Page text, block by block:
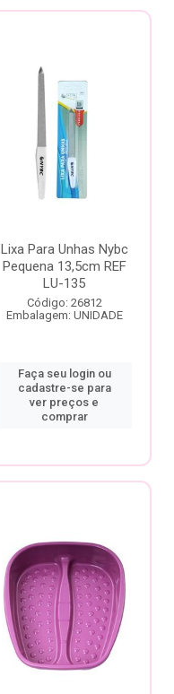
Lixa Para Unhas Nybc
Pequena 13,5cm REF
LU-135
Código: 26812
Embalagem: UNIDADE
Faça seu login ou
cadastre-se para
ver preços e
comprar